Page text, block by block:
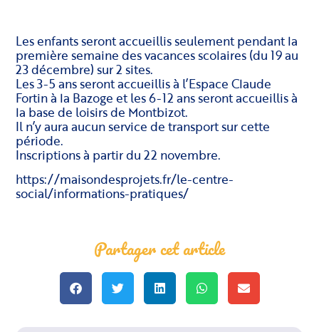
Les enfants seront accueillis seulement pendant la
première semaine des vacances scolaires (du 19 au
23 décembre) sur 2 sites.
Les 3-5 ans seront accueillis à l’Espace Claude
Fortin à la Bazoge et les 6-12 ans seront accueillis à
la base de loisirs de Montbizot.
Il n’y aura aucun service de transport sur cette
période.
Inscriptions à partir du 22 novembre.
https://maisondesprojets.fr/le-centre-
social/informations-pratiques/
Partager cet article